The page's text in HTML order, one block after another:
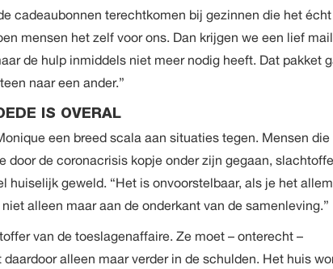
cadeaubonnen terechtkomen bij gezinnen die het écht
mensen het zelf voor ons. Dan krijgen we een lief
de hulp inmiddels niet meer nodig heeft. Dat pakket
naar een ander.”
IS OVERAL
een breed scala aan situaties tegen. Mensen die
door de coronacrisis kopje onder zijn gegaan,
huiselijk geweld. “Het is onvoorstelbaar, als je het
alleen maar aan de onderkant van de samenleving.”
van de toeslagenaffaire. Ze moet – onterecht –
alleen maar verder in de schulden. Het huis